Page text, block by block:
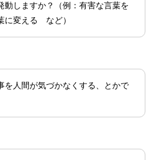
動しますか？（例：有害な言葉を
に変える など）
を人間が気づかなくする、とかで